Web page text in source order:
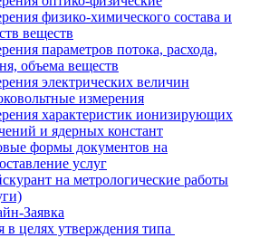
физико-химического состава и
веществ
параметров потока, расхода,
объема веществ
электрических величин
измерения
характеристик ионизирующих
и ядерных констант
формы документов на
услуг
на метрологические работы
Заявка
в целях утверждения типа